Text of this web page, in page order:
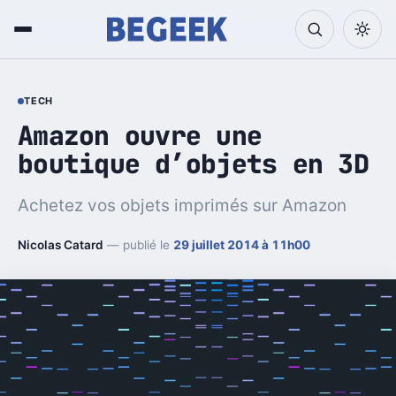
TECH
Amazon ouvre une
boutique d’objets en 3D
Achetez vos objets imprimés sur Amazon
Nicolas Catard — publié le 29 juillet 2014 à 11h00